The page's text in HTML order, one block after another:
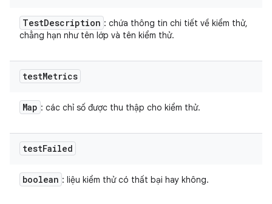
TestDescription : chứa thông tin chi tiết về kiểm thử,
chẳng hạn như tên lớp và tên kiểm thử.
testMetrics
Map : các chỉ số được thu thập cho kiểm thử.
testFailed
boolean : liệu kiểm thử có thất bại hay không.